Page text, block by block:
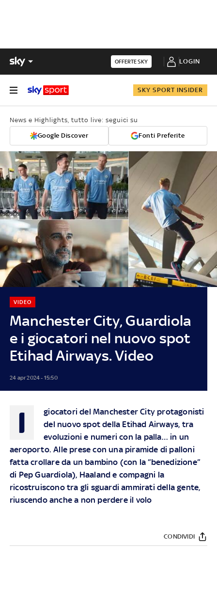
OFFERTE SKY LOGIN
SKY SPORT INSIDER
News e Highlights, tutto live: seguici su
Google Discover Fonti Preferite
Manchester City, Guardiola
e i giocatori nel nuovo spot
Etihad Airways. Video
VIDEO
24 apr 2024 - 15:50
I
giocatori del Manchester City protagonisti
del nuovo spot della Etihad Airways, tra
evoluzioni e numeri con la palla… in un
aeroporto. Alle prese con una piramide di palloni
fatta crollare da un bambino (con la “benedizione”
di Pep Guardiola), Haaland e compagni la
ricostruiscono tra gli sguardi ammirati della gente,
riuscendo anche a non perdere il volo
CONDIVIDI